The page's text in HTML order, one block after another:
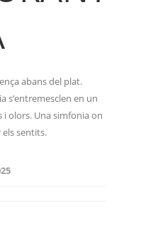
abans del plat.
s’entremesclen en un
i olors. Una simfonia on
sentits.